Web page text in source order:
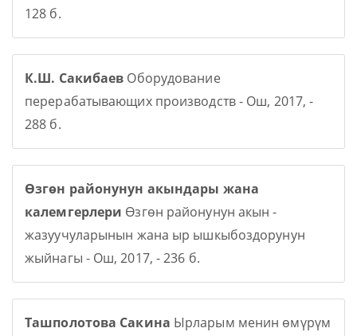
128 б.
К.Ш. Сакибаев Оборудование
перерабатывающих производств - Ош, 2017, -
288 б.
Өзгөн районунун акындары жана
калемгерлери Өзгөн районунун акын -
жазуучуларынын жана ыр ышкыбоздорунун
жыйнагы - Ош, 2017, - 236 б.
Ташполотова Сакина Ырларым менин өмүрүм